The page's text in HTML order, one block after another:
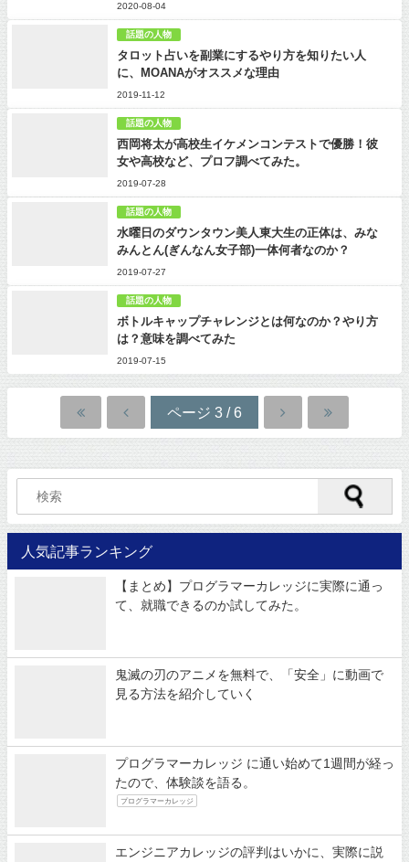
2020-08-04
話題の人物
タロット占いを副業にするやり方を知りたい人
に、MOANAがオススメな理由
2019-11-12
話題の人物
西岡将太が高校生イケメンコンテストで優勝！彼
女や高校など、プロフ調べてみた。
2019-07-28
話題の人物
水曜日のダウンタウン美人東大生の正体は、みな
みんとん(ぎんなん女子部)一体何者なのか？
2019-07-27
話題の人物
ボトルキャップチャレンジとは何なのか？やり方
は？意味を調べてみた
2019-07-15
ページ 3 / 6
人気記事ランキング
【まとめ】プログラマーカレッジに実際に通っ
て、就職できるのか試してみた。
鬼滅の刃のアニメを無料で、「安全」に動画で
見る方法を紹介していく
プログラマーカレッジ に通い始めて1週間が経っ
たので、体験談を語る。
プログラマーカレッジ
エンジニアカレッジの評判はいかに、実際に説